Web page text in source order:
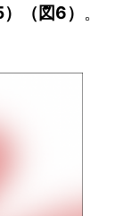
（図6） 。